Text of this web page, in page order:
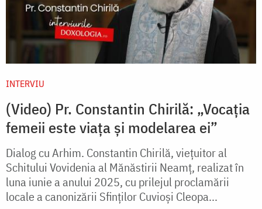
INTERVIU
(Video) Pr. Constantin Chirilă: „Vocația
femeii este viața și modelarea ei”
Dialog cu Arhim. Constantin Chirilă, viețuitor al
Schitului Vovidenia al Mănăstirii Neamț, realizat în
luna iunie a anului 2025, cu prilejul proclamării
locale a canonizării Sfinților Cuvioși Cleopa...